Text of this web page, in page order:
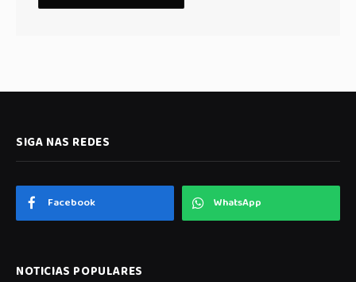
SIGA NAS REDES
Facebook WhatsApp
NOTICIAS POPULARES